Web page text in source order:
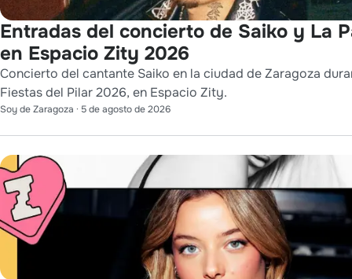
Entradas del concierto de Saiko y La
en Espacio Zity 2026
Concierto del cantante Saiko en la ciudad de Zaragoza
Fiestas del Pilar 2026, en Espacio Zity.
Soy de Zaragoza · 5 de agosto de 2026